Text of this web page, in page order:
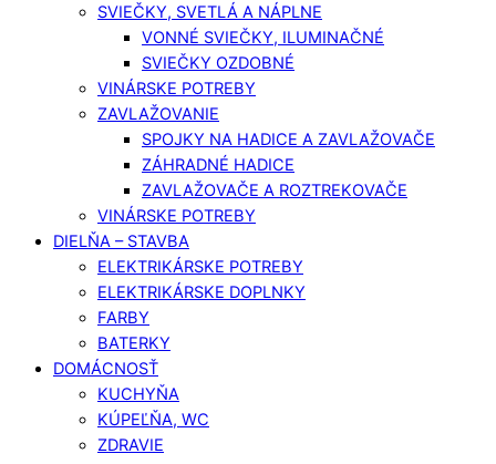
SVIEČKY, SVETLÁ A NÁPLNE
VONNÉ SVIEČKY, ILUMINAČNÉ
SVIEČKY OZDOBNÉ
VINÁRSKE POTREBY
ZAVLAŽOVANIE
SPOJKY NA HADICE A ZAVLAŽOVAČE
ZÁHRADNÉ HADICE
ZAVLAŽOVAČE A ROZTREKOVAČE
VINÁRSKE POTREBY
DIELŇA – STAVBA
ELEKTRIKÁRSKE POTREBY
ELEKTRIKÁRSKE DOPLNKY
FARBY
BATERKY
DOMÁCNOSŤ
KUCHYŇA
KÚPEĽŇA, WC
ZDRAVIE